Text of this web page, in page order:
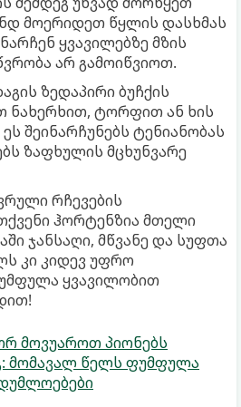
მოერიდეთ წყლის დასხმას
ყვავილებზე მზის
არ გამოიწვიოთ.
ზედაპირი ბუჩქის
ნახერხით, ტორფით ან ხის
შეინარჩუნებს ტენიანობას
ზაფხულის მცხუნვარე
რჩევების
ჰორტენზია მთელი
ჯანსაღი, მწვანე და სუფთა
კი კიდევ უფრო
ყვავილობით
მოვუაროთ პიონებს
მომავალ წელს ფუმფულა